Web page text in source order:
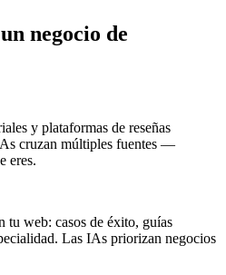
negocio de
y plataformas de reseñas
cruzan múltiples fuentes —
eres.
tu web: casos de éxito, guías
Las IAs priorizan negocios